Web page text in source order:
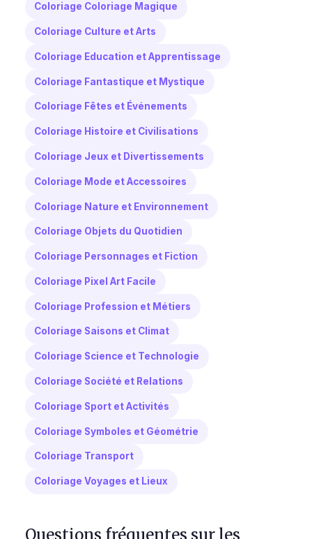
Coloriage Coloriage Magique
Coloriage Culture et Arts
Coloriage Education et Apprentissage
Coloriage Fantastique et Mystique
Coloriage Fêtes et Événements
Coloriage Histoire et Civilisations
Coloriage Jeux et Divertissements
Coloriage Mode et Accessoires
Coloriage Nature et Environnement
Coloriage Objets du Quotidien
Coloriage Personnages et Fiction
Coloriage Pixel Art Facile
Coloriage Profession et Métiers
Coloriage Saisons et Climat
Coloriage Science et Technologie
Coloriage Société et Relations
Coloriage Sport et Activités
Coloriage Symboles et Géométrie
Coloriage Transport
Coloriage Voyages et Lieux
Questions fréquentes sur les